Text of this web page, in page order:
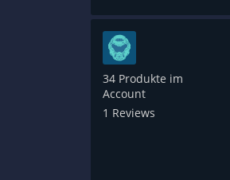
34 Produkte im
Account
1 Reviews